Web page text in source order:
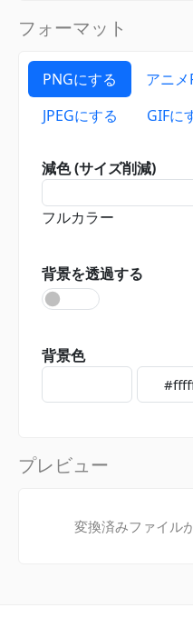
フォーマット
PNGにする
アニ
JPEGにする
GIFに
減色 (サイズ削減)
フルカラー
背景を透過する
背景色
プレビュー
変換済みファイル